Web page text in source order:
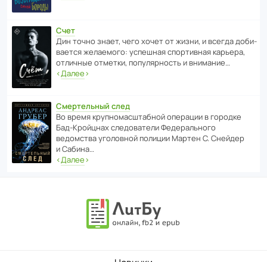
Счет
Дин точно знает, чего хочет от жизни, и всегда доби­
ва­ется жела­е­мого: успе­шная спор­ти­вная карьера,
отли­чные отметки, попу­ля­р­ность и внимание…
‹Далее›
Смертельный след
Во время круп­но­мас­ш­та­бной операции в городке
Бад‑Крой­цнах следо­ва­тели Феде­раль­ного
ведомства уголо­вной полиции Мартен С. Снейдер
и Сабина…
‹Далее›